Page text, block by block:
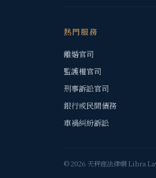
熱門服務
離婚官司
監護權官司
刑事訴訟官司
銀行或民間債務
車禍糾紛訴訟
© 2026 天秤座法律網 Libra